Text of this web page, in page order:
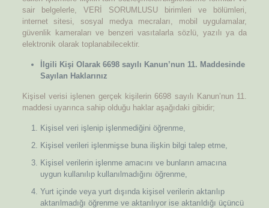
sair belgelerle, VERİ SORUMLUSU birimleri ve bölümleri,
internet sitesi, sosyal medya mecraları, mobil uygulamalar,
güvenlik kameraları ve benzeri vasıtalarla sözlü, yazılı ya da
elektronik olarak toplanabilecektir.
İlgili Kişi Olarak 6698 sayılı Kanun’nun 11. Maddesinde
Sayılan Haklarınız
Kişisel verisi işlenen gerçek kişilerin 6698 sayılı Kanun’nun 11.
maddesi uyarınca sahip olduğu haklar aşağıdaki gibidir;
Kişisel veri işlenip işlenmediğini öğrenme,
Kişisel verileri işlenmişse buna ilişkin bilgi talep etme,
Kişisel verilerin işlenme amacını ve bunların amacına
uygun kullanılıp kullanılmadığını öğrenme,
Yurt içinde veya yurt dışında kişisel verilerin aktarılıp
aktarılmadığı öğrenme ve aktarılıyor ise aktarıldığı üçüncü